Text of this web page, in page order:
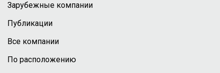
Зарубежные компании
Публикации
Все компании
По расположению